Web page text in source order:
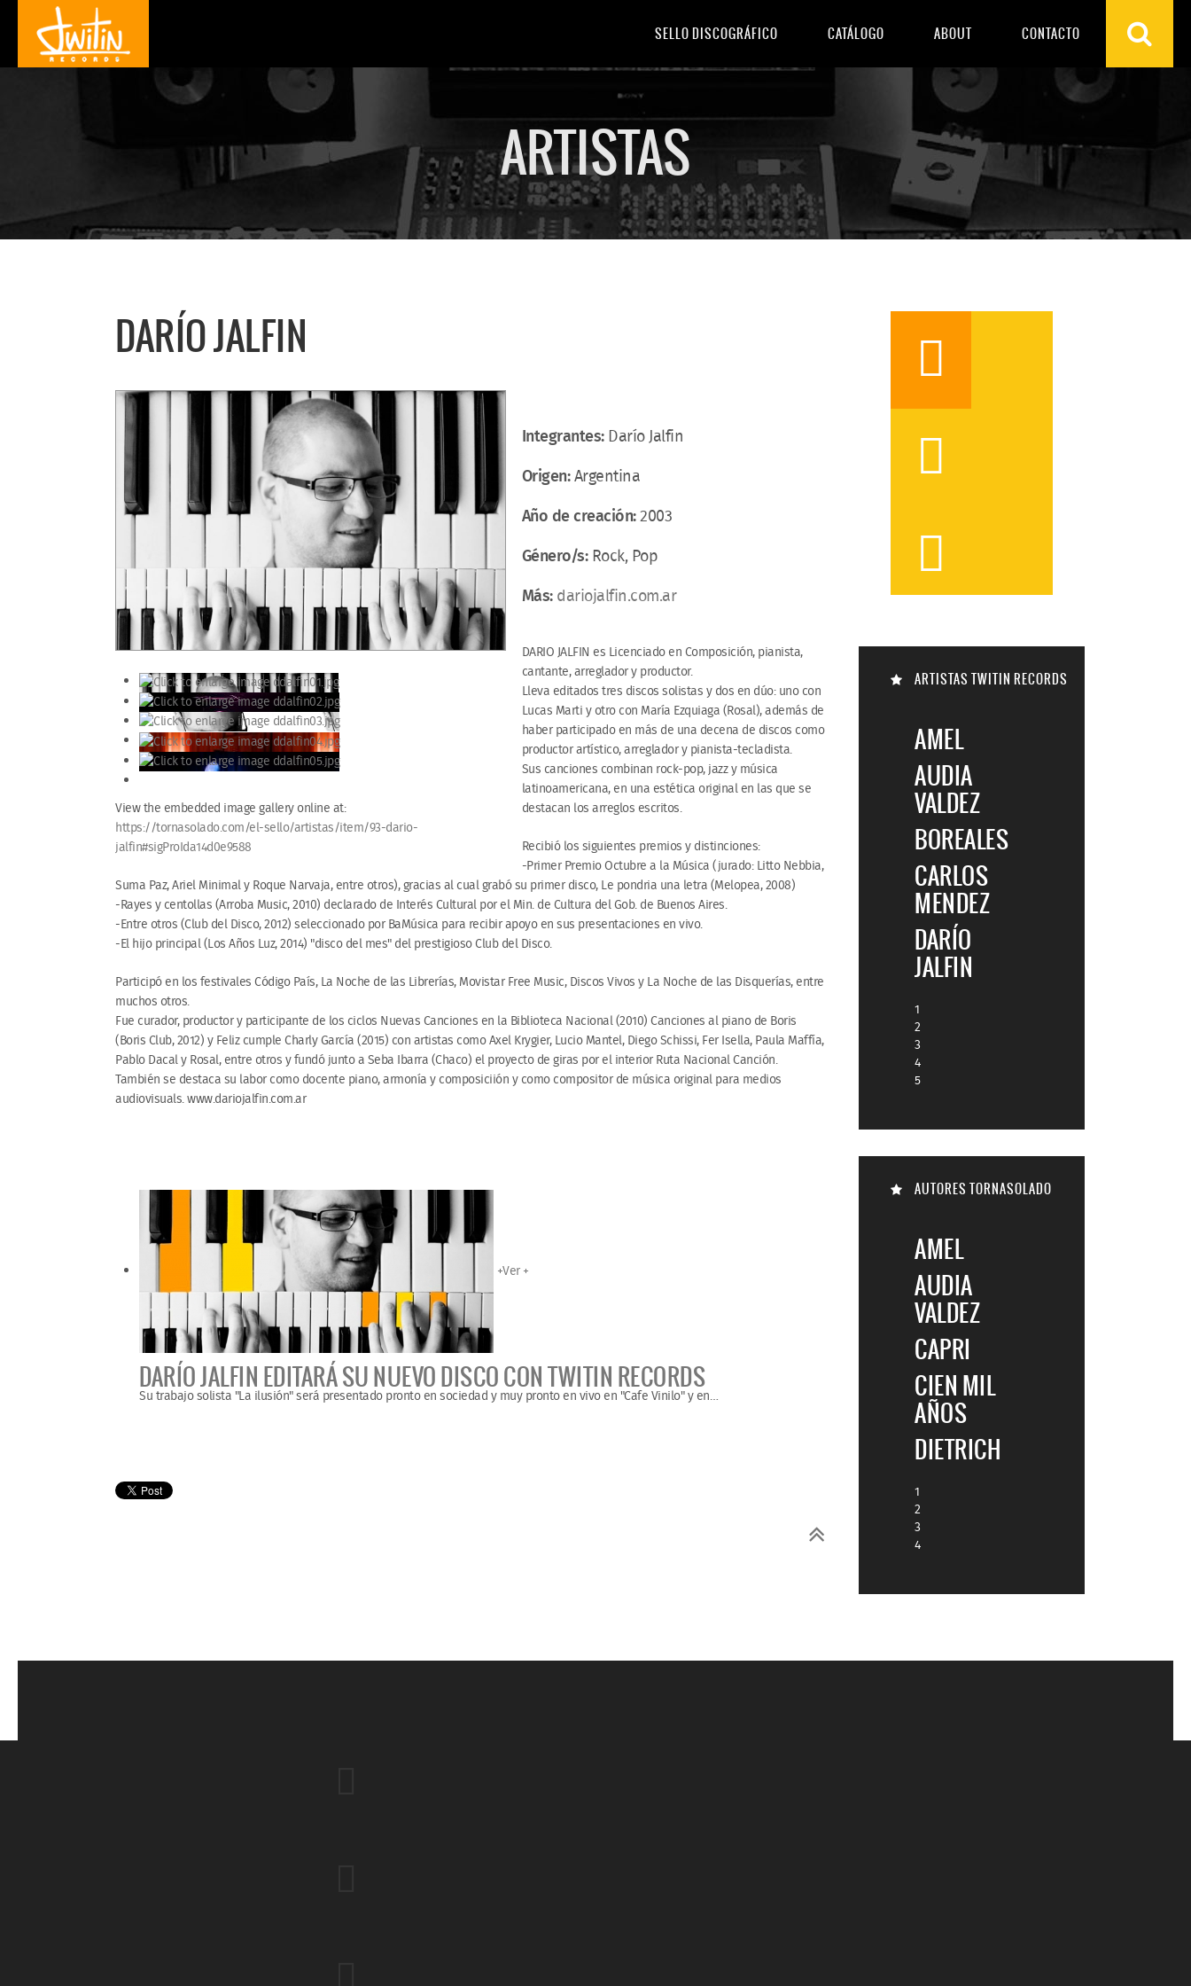
SELLO DISCOGRÁFICO CATÁLOGO ABOUT CONTACTO
ARTISTAS
DARÍO JALFIN
View the embedded image gallery online at:
https://tornasolado.com/el-sello/artistas/item/93-dario-
jalfin#sigProIda14d0e9588
Integrantes:Darío Jalfin
Origen:Argentina
Año de creación:2003
Género/s: Rock, Pop
Más:dariojalfin.com.ar
DARIO JALFIN es Licenciado en Composición, pianista,
cantante, arreglador y productor.
Lleva editados tres discos solistas y dos en dúo: uno con
Lucas Marti y otro con María Ezquiaga (Rosal), además de
haber participado en más de una decena de discos como
productor artístico, arreglador y pianista-tecladista.
Sus canciones combinan rock-pop, jazz y música
latinoamericana, en una estética original en las que se
destacan los arreglos escritos.
Recibió los siguientes premios y distinciones:
-Primer Premio Octubre a la Música (jurado: Litto Nebbia,
Suma Paz, Ariel Minimal y Roque Narvaja, entre otros), gracias al cual grabó su primer disco, Le pondria una letra (Melopea, 2008)
-Rayes y centollas (Arroba Music, 2010) declarado de Interés Cultural por el Min. de Cultura del Gob. de Buenos Aires.
-Entre otros (Club del Disco, 2012) seleccionado por BaMúsica para recibir apoyo en sus presentaciones en vivo.
-El hijo principal (Los Años Luz, 2014) "disco del mes" del prestigioso Club del Disco.
Participó en los festivales Código País, La Noche de las Librerías, Movistar Free Music, Discos Vivos y La Noche de las Disquerías, entre
muchos otros.
Fue curador, productor y participante de los ciclos Nuevas Canciones en la Biblioteca Nacional (2010) Canciones al piano de Boris
(Boris Club, 2012) y Feliz cumple Charly García (2015) con artistas como Axel Krygier, Lucio Mantel, Diego Schissi, Fer Isella, Paula Maffía,
Pablo Dacal y Rosal, entre otros y fundó junto a Seba Ibarra (Chaco) el proyecto de giras por el interior Ruta Nacional Canción.
También se destaca su labor como docente piano, armonía y composiciión y como compositor de música original para medios
audiovisuals. www.dariojalfin.com.ar
+Ver +
DARÍO JALFIN EDITARÁ SU NUEVO DISCO CON TWITIN RECORDS
Su trabajo solista "La ilusión" será presentado pronto en sociedad y muy pronto en vivo en "Cafe Vinilo" y en…





ARTISTAS TWITIN RECORDS
AMEL
AUDIA
VALDEZ
BOREALES
CARLOS
MENDEZ
DARÍO
JALFIN
1
2
3
4
5
AUTORES TORNASOLADO
AMEL
AUDIA
VALDEZ
CAPRI
CIEN MIL
AÑOS
DIETRICH
1
2
3
4